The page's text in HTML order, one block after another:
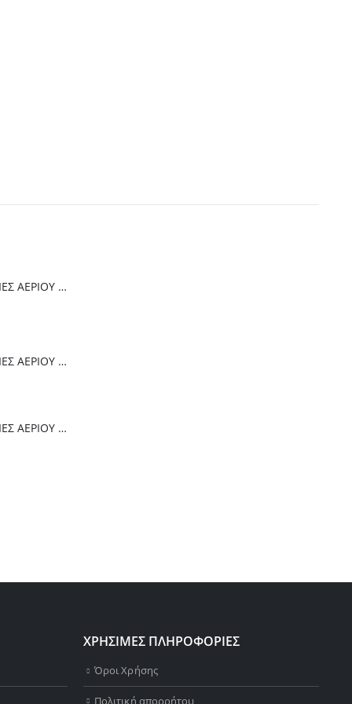
Thermogatz ΕΣΤΙΕΣ ΑΕΡΙΟΥ TGC 4236 GL
Thermogatz ΕΣΤΙΕΣ ΑΕΡΙΟΥ TGC 6014 IX
Thermogatz ΕΣΤΙΕΣ ΑΕΡΙΟΥ TGC 2460 GL
ΧΡΗΣΙΜΕΣ ΠΛΗΡΟΦΟΡΙΕΣ
Όροι Χρήσης
Πολιτική απορρήτου